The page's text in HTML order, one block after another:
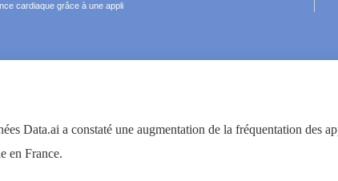
cardiaque grâce à une appli
Data.ai a constaté une augmentation de la fréquentation des
en France.